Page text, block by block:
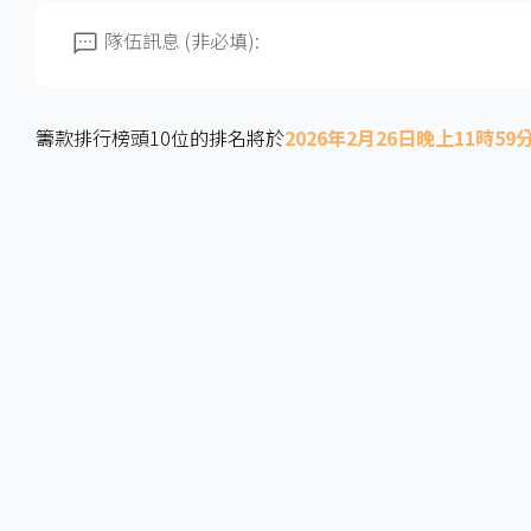
隊伍訊息 (非必填):
籌款排行榜頭10位的排名將於2026年2月26日晚上11時59